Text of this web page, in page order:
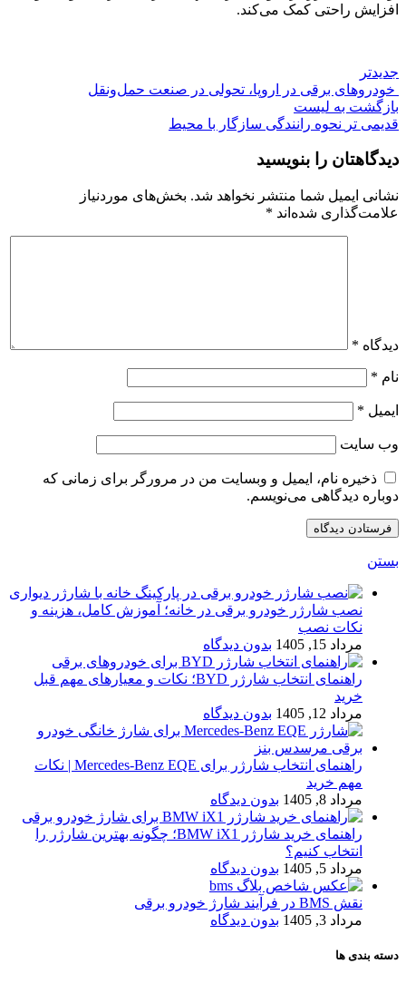
افزایش راحتی کمک می‌کند.
جدیدتر
خودروهای برقی در اروپا، تحولی در صنعت حمل‌ونقل
بازگشت به لیست
قدیمی تر نحوه رانندگی سازگار با محیط
دیدگاهتان را بنویسید
نشانی ایمیل شما منتشر نخواهد شد. بخش‌های موردنیاز
علامت‌گذاری شده‌اند *
دیدگاه *
نام *
ایمیل *
وب‌ سایت
ذخیره نام، ایمیل و وبسایت من در مرورگر برای زمانی که
دوباره دیدگاهی می‌نویسم.
بستن
نصب شارژر خودرو برقی در خانه؛ آموزش کامل، هزینه و
نکات نصب
مرداد 15, 1405
بدون دیدگاه
راهنمای انتخاب شارژر BYD؛ نکات و معیارهای مهم قبل
خرید
مرداد 12, 1405
بدون دیدگاه
راهنمای انتخاب شارژر برای Mercedes-Benz EQE | نکات
مهم خرید
مرداد 8, 1405
بدون دیدگاه
راهنمای خرید شارژر BMW iX1؛ چگونه بهترین شارژر را
انتخاب کنیم؟
مرداد 5, 1405
بدون دیدگاه
نقش BMS در فرآیند شارژ خودرو برقی
مرداد 3, 1405
بدون دیدگاه
دسته بندی ها